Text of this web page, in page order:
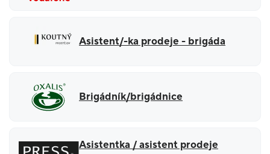
Asistent/-ka prodeje - brigáda
Brigádník/brigádnice
Asistentka / asistent prodeje